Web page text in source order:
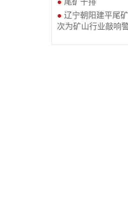
● 辽宁朝阳建平尾
次为矿山行业敲响